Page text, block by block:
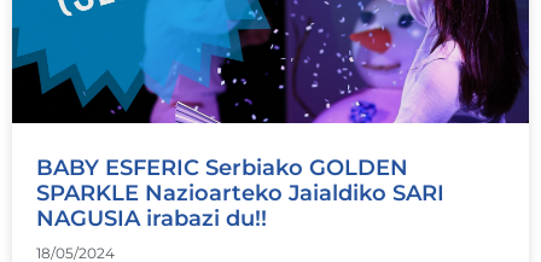
BABY ESFERIC Serbiako GOLDEN
SPARKLE Nazioarteko Jaialdiko SARI
NAGUSIA irabazi du!!
18/05/2024